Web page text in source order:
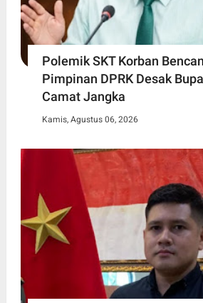
Polemik SKT Korban
Pimpinan DPRK Desak
Camat Jangka
Kamis, Agustus 06, 2026